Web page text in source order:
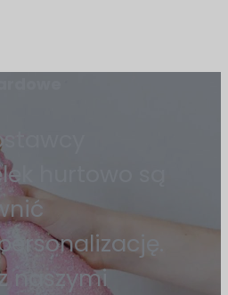
hurtowo są
naszymi